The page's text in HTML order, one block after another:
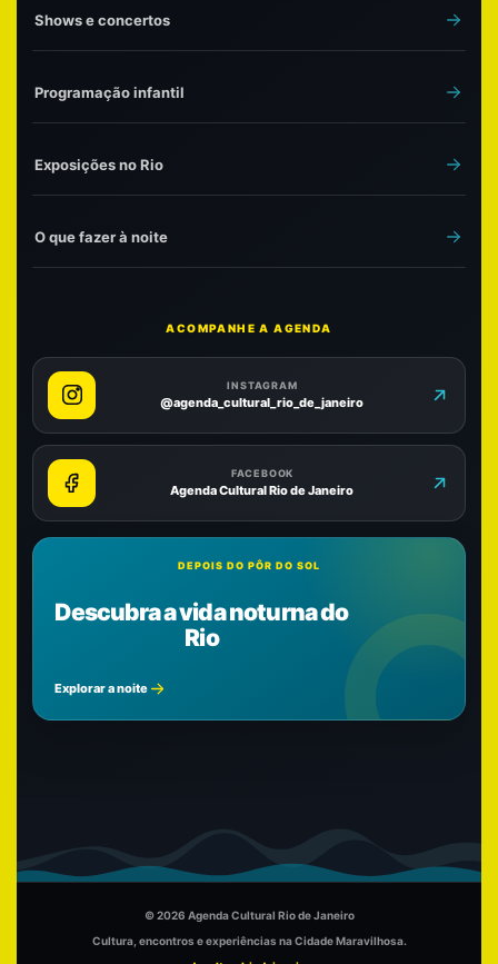
Shows e concertos
Programação infantil
Exposições no Rio
O que fazer à noite
ACOMPANHE A AGENDA
INSTAGRAM
@agenda_cultural_rio_de_janeiro
FACEBOOK
Agenda Cultural Rio de Janeiro
DEPOIS DO PÔR DO SOL
Descubra a vida noturna do
Rio
Explorar a noite
© 2026 Agenda Cultural Rio de Janeiro
Cultura, encontros e experiências na Cidade Maravilhosa.